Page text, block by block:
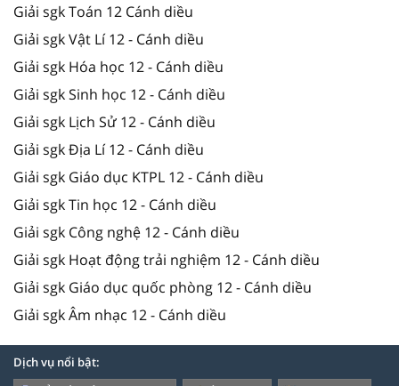
Giải sgk Toán 12 Cánh diều
Giải sgk Vật Lí 12 - Cánh diều
Giải sgk Hóa học 12 - Cánh diều
Giải sgk Sinh học 12 - Cánh diều
Giải sgk Lịch Sử 12 - Cánh diều
Giải sgk Địa Lí 12 - Cánh diều
Giải sgk Giáo dục KTPL 12 - Cánh diều
Giải sgk Tin học 12 - Cánh diều
Giải sgk Công nghệ 12 - Cánh diều
Giải sgk Hoạt động trải nghiệm 12 - Cánh diều
Giải sgk Giáo dục quốc phòng 12 - Cánh diều
Giải sgk Âm nhạc 12 - Cánh diều
Dịch vụ nổi bật: